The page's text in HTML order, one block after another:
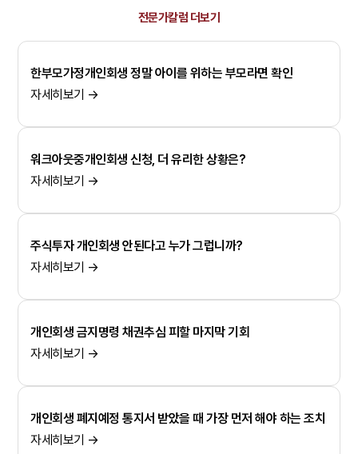
전문가칼럼 더보기
한부모가정개인회생 정말 아이를 위하는 부모라면 확인
자세히보기 →
워크아웃중개인회생 신청, 더 유리한 상황은?
자세히보기 →
주식투자 개인회생 안된다고 누가 그럽니까?
자세히보기 →
개인회생 금지명령 채권추심 피할 마지막 기회
자세히보기 →
개인회생 폐지예정 통지서 받았을 때 가장 먼저 해야 하는 조치
자세히보기 →